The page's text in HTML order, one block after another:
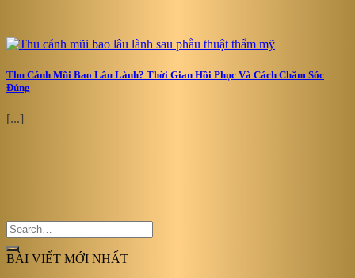
Thu Cánh Mũi Bao Lâu Lành? Thời Gian Hồi Phục Và Cách Chăm Sóc
Đúng
[...]
BÀI VIẾT MỚI NHẤT